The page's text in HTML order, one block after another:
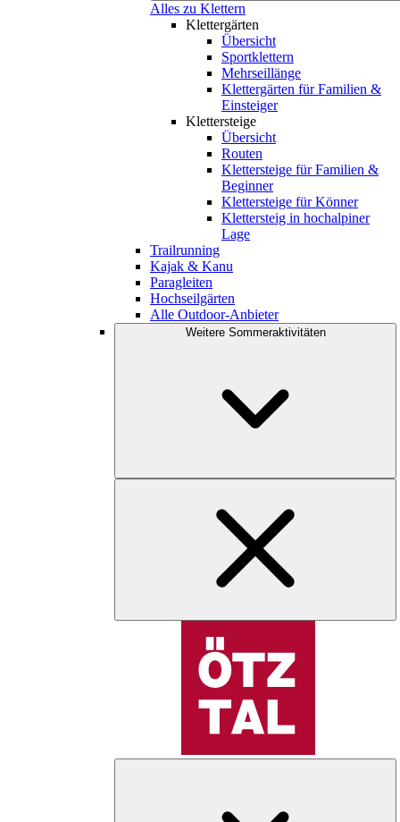
Alles zu Klettern
Klettergärten
Übersicht
Sportklettern
Mehrseillänge
Klettergärten für Familien &
Einsteiger
Klettersteige
Übersicht
Routen
Klettersteige für Familien &
Beginner
Klettersteige für Könner
Klettersteig in hochalpiner
Lage
Trailrunning
Kajak & Kanu
Paragleiten
Hochseilgärten
Alle Outdoor-Anbieter
Weitere Sommeraktivitäten